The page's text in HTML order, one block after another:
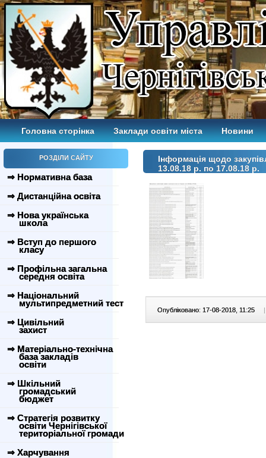
Головна сторінка Заклади освіти міста Новини
РОЗДІЛИ САЙТУ
⇒ Нормативна база
⇒ Дистанційна освіта
⇒ Нова українська
школа
⇒ Вступ до першого
класу
⇒ Профільна загальна
середня освіта
⇒ Національний
мультипредметний тест
⇒ Цивільний
захист
⇒ Матеріально-технічна
база закладів
освіти
⇒ Шкільний
громадський
бюджет
⇒ Стратегія розвитку
освіти Чернігівської
територіальної громади
⇒ Харчування
Інформація щодо
13.08.18 р. по 17.08.18 р.
Опубліковано: 17-08-2018, 11:25 |